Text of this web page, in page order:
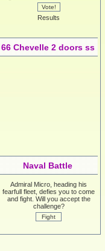
Vote!
Results
66 Chevelle 2 doors ss
Naval Battle
Admiral Micro, heading his
fearfull fleet, defies you to come
and fight. Will you accept the
challenge?